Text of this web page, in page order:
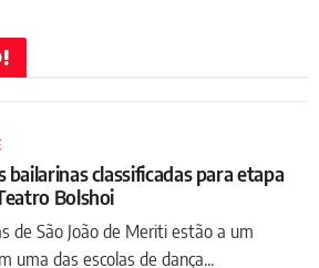
classificadas para etapa
Bolshoi
de São João de Meriti estão a um
uma das escolas de dança...